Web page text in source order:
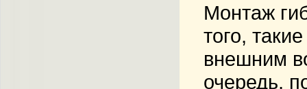
Монтаж
того,
внешним
очередь,